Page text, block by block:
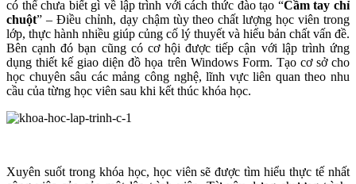
có thể chưa biết gì về lập trình với cách thức đào tạo “Cầm tay chỉ
chuột” – Điều chỉnh, dạy chậm tùy theo chất lượng học viên trong
lớp, thực hành nhiều giúp củng cố lý thuyết và hiểu bản chất vấn đề.
Bên cạnh đó bạn cũng có cơ hội được tiếp cận với lập trình ứng
dụng thiết kế giao diện đồ họa trên Windows Form. Tạo cơ sở cho
học chuyên sâu các mảng công nghệ, lĩnh vực liên quan theo nhu
cầu của từng học viên sau khi kết thúc khóa học.
Xuyên suốt trong khóa học, học viên sẽ được tìm hiểu thực tế nhất